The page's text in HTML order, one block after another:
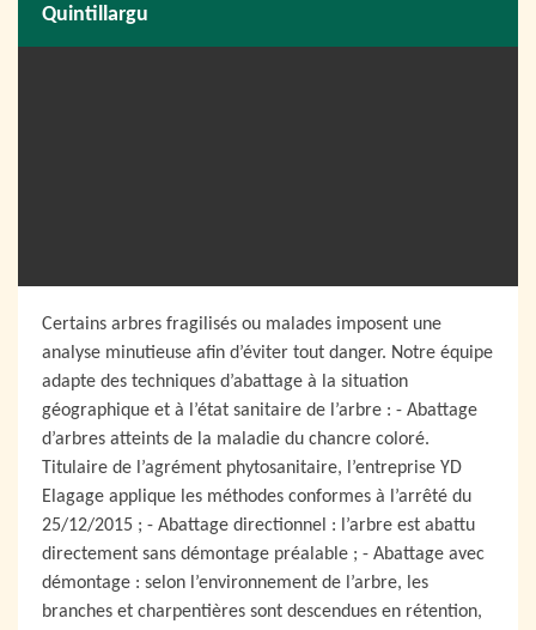
Quintillargu
Certains arbres fragilisés ou malades imposent une
analyse minutieuse afin d’éviter tout danger. Notre équipe
adapte des techniques d’abattage à la situation
géographique et à l’état sanitaire de l’arbre : - Abattage
d’arbres atteints de la maladie du chancre coloré.
Titulaire de l’agrément phytosanitaire, l’entreprise YD
Elagage applique les méthodes conformes à l’arrêté du
25/12/2015 ; - Abattage directionnel : l’arbre est abattu
directement sans démontage préalable ; - Abattage avec
démontage : selon l’environnement de l’arbre, les
branches et charpentières sont descendues en rétention,